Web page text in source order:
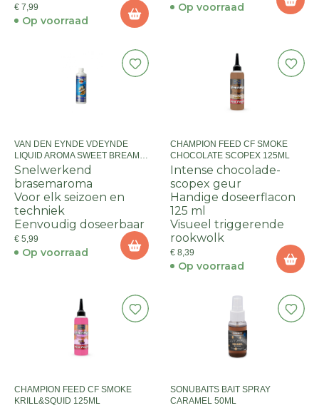
€ 7,99
Op voorraad
Op voorraad
VAN DEN EYNDE VDEYNDE
LIQUID AROMA SWEET BREAM
500ML
Snelwerkend
brasemaroma
Voor elk seizoen en
techniek
Eenvoudig doseerbaar
€ 5,99
Op voorraad
CHAMPION FEED CF SMOKE
CHOCOLATE SCOPEX 125ML
Intense chocolade-
scopex geur
Handige doseerflacon
125 ml
Visueel triggerende
rookwolk
€ 8,39
Op voorraad
CHAMPION FEED CF SMOKE
KRILL&SQUID 125ML
SONUBAITS BAIT SPRAY
CARAMEL 50ML